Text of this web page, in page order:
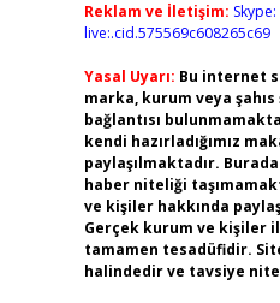
Reklam ve İletişim: Skype:
live:.cid.575569c608265c69
Yasal Uyarı: Bu internet
marka, kurum veya
bağlantısı
kendi hazırladığımız
paylaşılmaktadır.
haber niteliği
ve kişiler hakkında
Gerçek kurum ve kişiler
tamamen tesadüfidir.
halindedir ve tavsiye